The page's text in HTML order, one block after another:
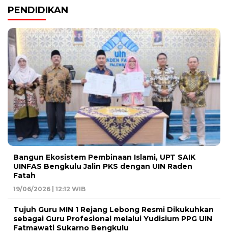
PENDIDIKAN
Bangun Ekosistem Pembinaan Islami, UPT SAIK
UINFAS Bengkulu Jalin PKS dengan UIN Raden
Fatah
19/06/2026 | 12:12 WIB
Tujuh Guru MIN 1 Rejang Lebong Resmi Dikukuhkan
sebagai Guru Profesional melalui Yudisium PPG UIN
Fatmawati Sukarno Bengkulu